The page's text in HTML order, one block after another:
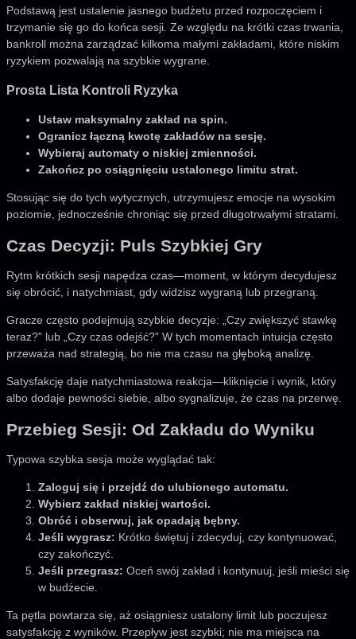
Podstawą jest ustalenie jasnego budżetu przed rozpoczęciem i
trzymanie się go do końca sesji. Ze względu na krótki czas trwania,
bankroll można zarządzać kilkoma małymi zakładami, które niskim
ryzykiem pozwalają na szybkie wygrane.
Prosta Lista Kontroli Ryzyka
Ustaw maksymalny zakład na spin.
Ogranicz łączną kwotę zakładów na sesję.
Wybieraj automaty o niskiej zmienności.
Zakończ po osiągnięciu ustalonego limitu strat.
Stosując się do tych wytycznych, utrzymujesz emocje na wysokim
poziomie, jednocześnie chroniąc się przed długotrwałymi stratami.
Czas Decyzji: Puls Szybkiej Gry
Rytm krótkich sesji napędza czas—moment, w którym decydujesz
się obrócić, i natychmiast, gdy widzisz wygraną lub przegraną.
Gracze często podejmują szybkie decyzje: „Czy zwiększyć stawkę
teraz?” lub „Czy czas odejść?” W tych momentach intuicja często
przeważa nad strategią, bo nie ma czasu na głęboką analizę.
Satysfakcję daje natychmiastowa reakcja—kliknięcie i wynik, który
albo dodaje pewności siebie, albo sygnalizuje, że czas na przerwę.
Przebieg Sesji: Od Zakładu do Wyniku
Typowa szybka sesja może wyglądać tak:
Zaloguj się i przejdź do ulubionego automatu.
Wybierz zakład niskiej wartości.
Obróć i obserwuj, jak opadają bębny.
Jeśli wygrasz: Krótko świętuj i zdecyduj, czy kontynuować,
czy zakończyć.
Jeśli przegrasz: Oceń swój zakład i kontynuuj, jeśli mieści się
w budżecie.
Ta pętla powtarza się, aż osiągniesz ustalony limit lub poczujesz
satysfakcję z wyników. Przepływ jest szybki; nie ma miejsca na